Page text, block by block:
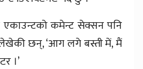
एकाउन्टको कमेन्ट सेक्सन पनि
छन्, ‘आग लगे बस्ती में, मैं
।’